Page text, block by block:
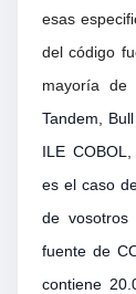
esas
del código
mayoría de
Tandem,
ILE
es el caso
de vosotros
fuente de
contiene